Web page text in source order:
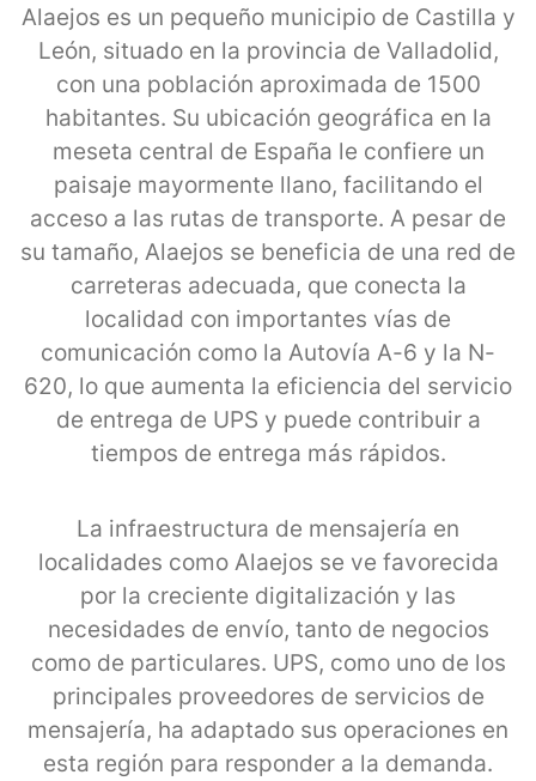
Alaejos es un pequeño municipio de Castilla y
León, situado en la provincia de Valladolid,
con una población aproximada de 1500
habitantes. Su ubicación geográfica en la
meseta central de España le confiere un
paisaje mayormente llano, facilitando el
acceso a las rutas de transporte. A pesar de
su tamaño, Alaejos se beneficia de una red de
carreteras adecuada, que conecta la
localidad con importantes vías de
comunicación como la Autovía A-6 y la N-
620, lo que aumenta la eficiencia del servicio
de entrega de UPS y puede contribuir a
tiempos de entrega más rápidos.
La infraestructura de mensajería en
localidades como Alaejos se ve favorecida
por la creciente digitalización y las
necesidades de envío, tanto de negocios
como de particulares. UPS, como uno de los
principales proveedores de servicios de
mensajería, ha adaptado sus operaciones en
esta región para responder a la demanda.